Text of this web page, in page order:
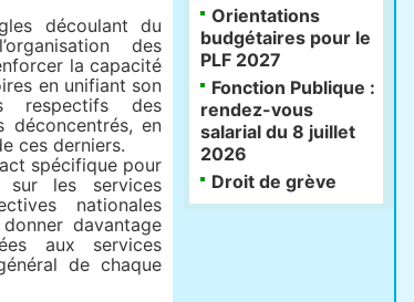
découlant du
des
la capacité
en unifiant son
des
déconcentrés, en
ces derniers.
spécifique pour
les services
nationales
davantage
aux services
de chaque
Orientations
budgétaires pour le
PLF 2027
Fonction Publique :
rendez-vous
salarial du 8 juillet
2026
Droit de grève